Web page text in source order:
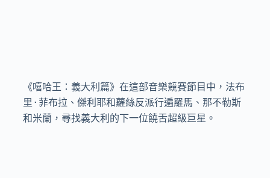
《嘻哈王：義大利篇》在這部音樂競賽節目中，法布
里·菲布拉、傑利耶和蘿絲反派行遍羅馬、那不勒斯
和米蘭，尋找義大利的下一位饒舌超級巨星。